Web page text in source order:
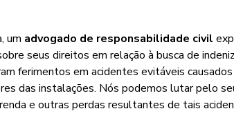
um advogado de responsabilidade civil
seus direitos em relação à busca de
ferimentos em acidentes evitáveis
das instalações. Nós podemos lutar pelo
e outras perdas resultantes de tais